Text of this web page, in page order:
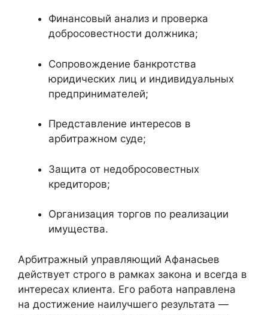
Финансовый анализ и проверка
добросовестности должника;
Сопровождение банкротства
юридических лиц и индивидуальных
предпринимателей;
Представление интересов в
арбитражном суде;
Защита от недобросовестных
кредиторов;
Организация торгов по реализации
имущества.
Арбитражный управляющий Афанасьев
действует строго в рамках закона и всегда в
интересах клиента. Его работа направлена
на достижение наилучшего результата —